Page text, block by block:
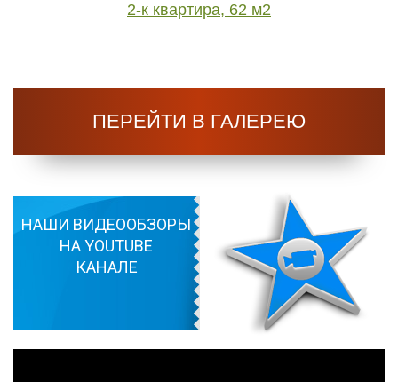
2-к квартира, 62 м2
ПЕРЕЙТИ В ГАЛЕРЕЮ
НАШИ ВИДЕООБЗОРЫ
НА YOUTUBE
КАНАЛЕ